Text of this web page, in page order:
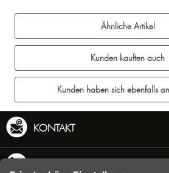
Ähnliche Artikel
Kunden kauften auch
Kunden haben sich ebenfalls
KONTAKT